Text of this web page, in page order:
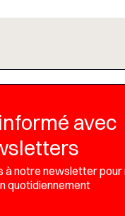
avec
à notre newsletter
quotidiennement